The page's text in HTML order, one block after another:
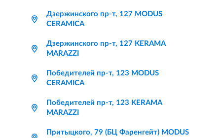
Дзержинского пр-т, 127 MODUS
CERAMICA
Дзержинского пр-т, 127 KERAMA
MARAZZI
Победителей пр-т, 123 MODUS
CERAMICA
Победителей пр-т, 123 KERAMA
MARAZZI
Притыцкого, 79 (БЦ Фаренгейт) MODUS